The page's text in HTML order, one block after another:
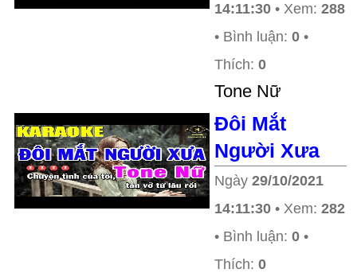
14:11:30 • Xem: 288
• Bình luận: 0 •
Thích: 0
Tone Nữ
Đôi Mắt
Người Xưa
Ngày 29/10/2021
14:11:30 • Xem: 282
• Bình luận: 0 •
Thích: 0